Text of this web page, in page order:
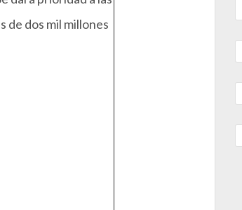
de dos mil millones